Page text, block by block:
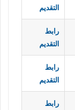
التقديم
رابط
التقديم
رابط
التقديم
رابط